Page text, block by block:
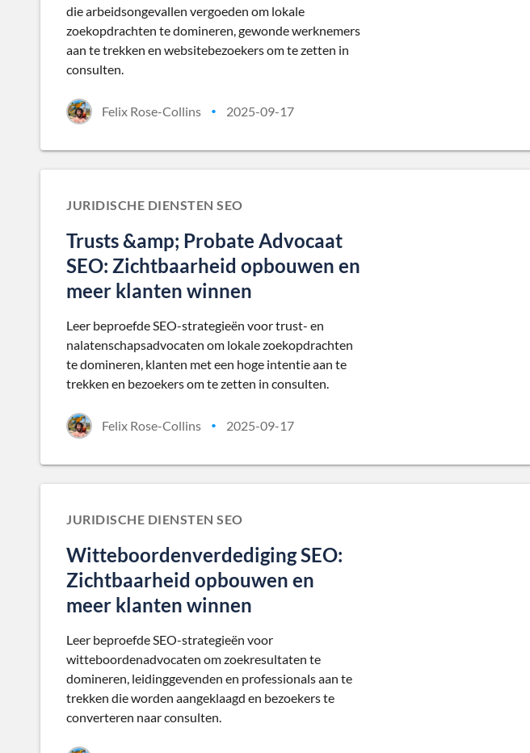
die arbeidsongevallen vergoeden om lokale
zoekopdrachten te domineren, gewonde werknemers
aan te trekken en websitebezoekers om te zetten in
consulten.
Felix Rose-Collins • 2025-09-17
JURIDISCHE DIENSTEN SEO
Trusts &amp; Probate Advocaat
SEO: Zichtbaarheid opbouwen en
meer klanten winnen
Leer beproefde SEO-strategieën voor trust- en
nalatenschapsadvocaten om lokale zoekopdrachten
te domineren, klanten met een hoge intentie aan te
trekken en bezoekers om te zetten in consulten.
Felix Rose-Collins • 2025-09-17
JURIDISCHE DIENSTEN SEO
Witteboordenverdediging SEO:
Zichtbaarheid opbouwen en
meer klanten winnen
Leer beproefde SEO-strategieën voor
witteboordenadvocaten om zoekresultaten te
domineren, leidinggevenden en professionals aan te
trekken die worden aangeklaagd en bezoekers te
converteren naar consulten.